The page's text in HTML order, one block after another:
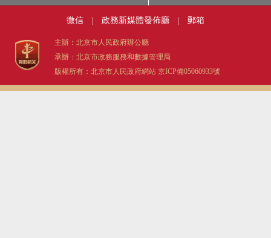
微信 政務新媒體發佈廳 郵箱
主辦：北京市人民政府辦公廳
承辦：北京市政務服務和數據管理局
版權所有：北京市人民政府網站 京ICP備05060933號